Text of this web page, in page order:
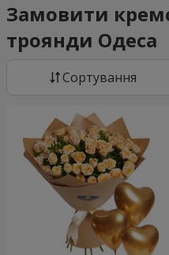
Замовити
троянди Одеса
Сортування